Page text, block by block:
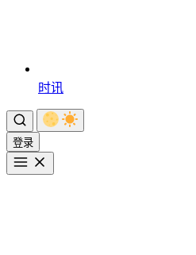
时讯
登录